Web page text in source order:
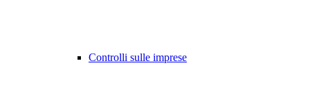
Controlli sulle imprese